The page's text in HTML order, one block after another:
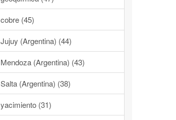
cobre (45)
Jujuy (Argentina) (44)
Mendoza (Argentina) (43)
Salta (Argentina) (38)
yacimiento (31)